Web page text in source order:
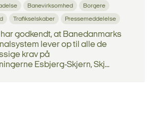
Banevirksomhed Borgere
Trafikselskaber Pressemeddelelse
godkendt, at Banedanmarks
lever op til alle de
krav på
Esbjerg-Skjern, Skj...